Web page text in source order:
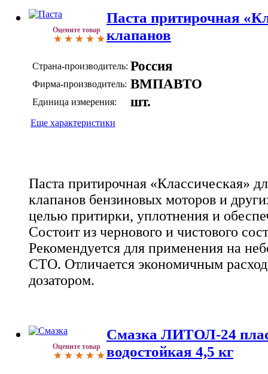
Оцените товар
Паста притирочная
клапанов
Страна-производитель: Россия
Фирма-производитель: ВМПАВТО
Единица измерения: шт.
Еще характеристики
Паста притирочная «Классическая»
клапанов бензиновых моторов и
целью притирки, уплотнения и
Состоит из чернового и чистового
Рекомендуется для применения на
СТО. Отличается экономичным
дозатором.
Оцените товар
Смазка ЛИТОЛ-24
водостойкая 4,5 кг